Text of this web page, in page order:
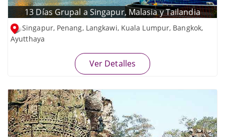
13 Días Grupal a Singapur, Malasia y Tailandia
Singapur, Penang, Langkawi, Kuala Lumpur, Bangkok,
Ayutthaya
Ver Detalles